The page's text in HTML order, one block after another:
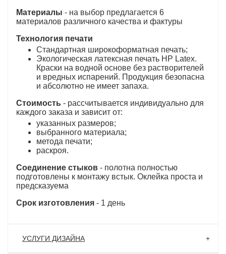
Материалы - на выбор предлагается 6
материалов различного качества и фактуры
Технология печати
Стандартная широкоформатная печать;
Экологическая латексная печать HP Latex.
Краски на водной основе без растворителей
и вредных испарений. Продукция безопасна
и абсолютно не имеет запаха.
Стоимость - рассчитывается индивидуально для
каждого заказа и зависит от:
указанных размеров;
выбранного материала;
метода печати;
раскроя.
Соединение стыков - полотна полностью
подготовлены к монтажу встык. Оклейка проста и
предсказуема
Срок изготовления - 1 день
УСЛУГИ ДИЗАЙНА